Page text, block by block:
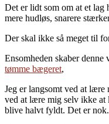
Det er lidt som om at et
mere hudløs, snarere
Der skal ikke så meget til
Ensomheden skaber
tømme bægeret,
Jeg er langsomt ved at
ved at lære mig selv ikke at
blive halvt fyldt. Det er nok.